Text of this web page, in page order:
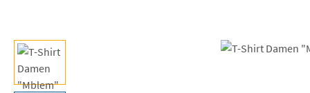
Bildergalerie überspringen